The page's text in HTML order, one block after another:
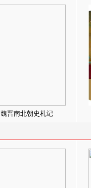
魏晋南北朝史札记